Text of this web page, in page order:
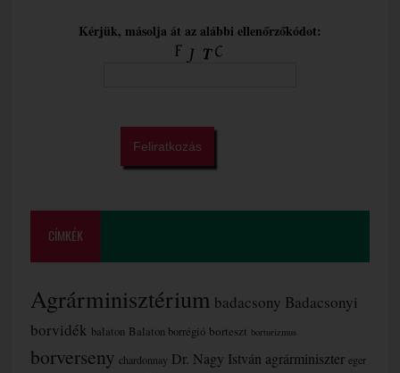
Kérjük, másolja át az alábbi ellenőrzőkódot:
CÍMKÉK
Agrárminisztérium badacsony Badacsonyi
borvidék balaton Balaton borrégió borteszt borturizmus
borverseny chardonnay Dr. Nagy István agrárminiszter eger